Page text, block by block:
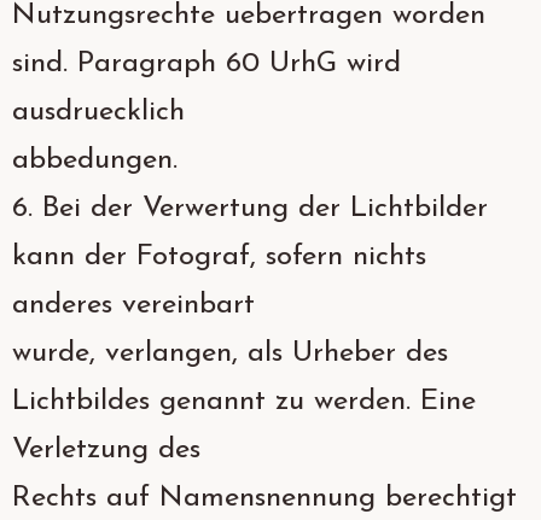
Nutzungsrechte uebertragen worden
sind. Paragraph 60 UrhG wird
ausdruecklich
abbedungen.
6. Bei der Verwertung der Lichtbilder
kann der Fotograf, sofern nichts
anderes vereinbart
wurde, verlangen, als Urheber des
Lichtbildes genannt zu werden. Eine
Verletzung des
Rechts auf Namensnennung berechtigt